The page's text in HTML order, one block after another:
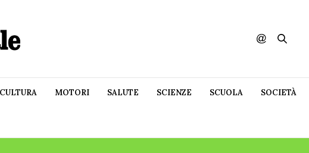
CULTURA MOTORI SALUTE SCIENZE SCUOLA SOCIETÀ